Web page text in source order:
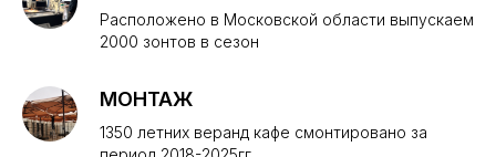
Расположено в Московской области выпускаем
2000 зонтов в сезон
МОНТАЖ
1350 летних веранд кафе смонтировано за